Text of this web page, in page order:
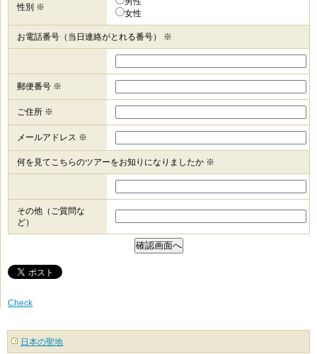
性別 ※
女性
お電話番号（当日連絡がとれる番号） ※
郵便番号 ※
ご住所 ※
メールアドレス ※
何を見てこちらのツアーをお知りになりましたか ※
その他（ご質問な
ど）
Check
日本の聖地